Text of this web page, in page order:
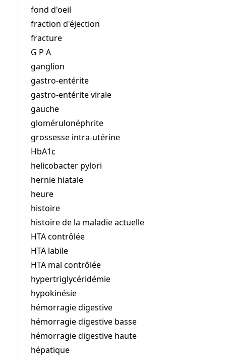
fond d'oeil
fraction d'éjection
fracture
G P A
ganglion
gastro-entérite
gastro-entérite virale
gauche
glomérulonéphrite
grossesse intra-utérine
HbA1c
helicobacter pylori
hernie hiatale
heure
histoire
histoire de la maladie actuelle
HTA contrôlée
HTA labile
HTA mal contrôlée
hypertriglycéridémie
hypokinésie
hémorragie digestive
hémorragie digestive basse
hémorragie digestive haute
hépatique